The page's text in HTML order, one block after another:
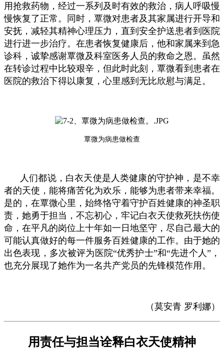
用抢救药物，经过一系列及时有效的救治，病人呼吸慢
慢恢复了正常。同时，覃微对患者及其家属进行开导和
安抚，减轻其精神心理压力，直到安全护送患者到医院
进行进一步治疗。在患者恢复健康后，他和家属来到急
诊科，诚挚感谢覃微及科室医务人员的救命之恩。虽然
在转诊过程中比较艰辛，但此时此刻，覃微看到患者在
医院的救治下得以康复，心里感到无比欣慰与满足。
覃微为病患做检查
人们都说，白衣天使是人类健康的守护神，是不幸
者的天使，能将痛苦化为欢乐，能够为患者带来幸福。
是的，在覃微心里，始终恪守着守护百姓健康的神圣职
责，她勇于担当，不忘初心，牢记白衣天使救死扶伤使
命，在平凡的岗位上十年如一日地坚守，尽自己最大的
可能认真做好的每一件服务百姓健康的工作。由于她的
出色表现，多次被评为医院“优秀护士”和“先进个人”，
也充分展现了她作为一名共产党员的先锋模范作用。
（莫安青 罗利娜）
用责任与担当诠释白衣天使精神